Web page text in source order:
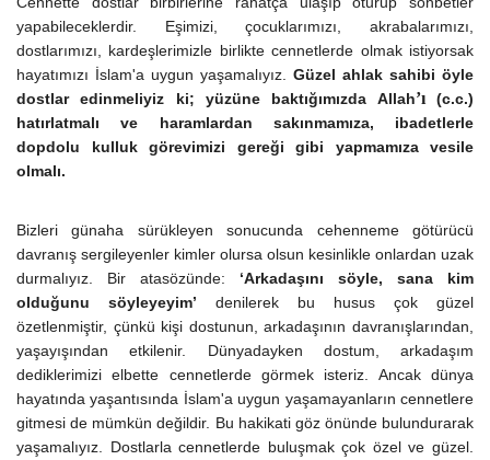
yapabileceklerdir. Eşimizi, çocuklarımızı, akrabalarımızı,
dostlarımızı, kardeşlerimizle birlikte cennetlerde olmak istiyorsak
hayatımızı İslam'a uygun yaşamalıyız.
Güzel ahlak sahibi öyle
dostlar edinmeliyiz ki; yüzüne baktığımızda Allah’ı
(c.c.)
hatırlatmalı ve haramlardan sakınmamıza, ibadetlerle
dopdolu kulluk görevimizi gereği gibi yapmamıza vesile
olmalı.
Bizleri günaha sürükleyen sonucunda cehenneme götürücü
davranış sergileyenler kimler olursa olsun kesinlikle onlardan uzak
durmalıyız.
Bir atasözünde:
‘Arkadaşını söyle, sana kim
olduğunu söyleyeyim’
denilerek bu husus çok güzel
özetlenmiştir, çünkü kişi dostunun, arkadaşının davranışlarından,
yaşayışından etkilenir.
Dünyadayken dostum, arkadaşım
dediklerimizi elbette cennetlerde görmek isteriz. Ancak dünya
hayatında yaşantısında İslam'a uygun yaşamayanların cennetlere
gitmesi de mümkün değildir. Bu hakikati göz önünde bulundurarak
yaşamalıyız.
Dostlarla cennetlerde buluşmak çok özel ve güzel.